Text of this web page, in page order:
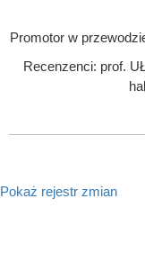
Promotor w
Recenzenci: prof.
Pokaż rejestr zmian